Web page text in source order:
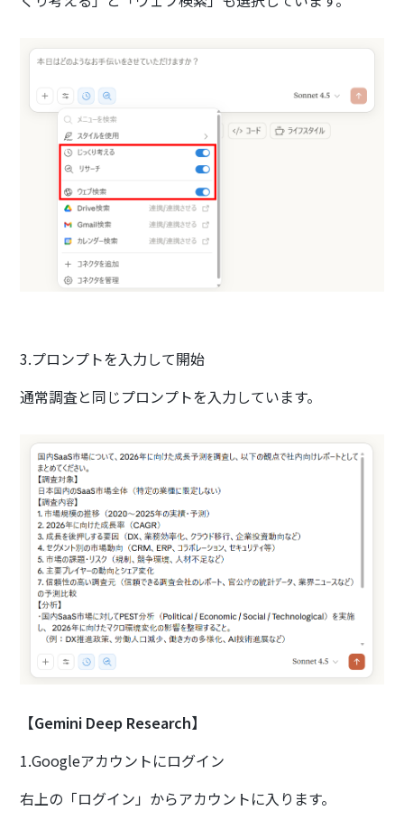
3.プロンプトを入力して開始
通常調査と同じプロンプトを入力しています。
【Gemini Deep Research】
1.Googleアカウントにログイン
右上の「ログイン」からアカウントに入ります。